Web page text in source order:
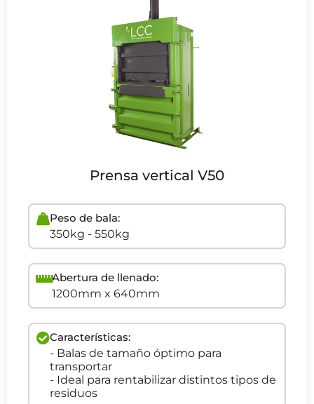
Prensa vertical V50
Peso de bala:
350kg - 550kg
Abertura de llenado:
1200mm x 640mm
Características:
- Balas de tamaño óptimo para
transportar
- Ideal para rentabilizar distintos tipos de
residuos